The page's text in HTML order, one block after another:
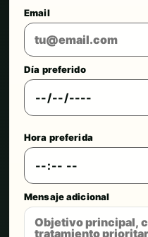
Email
Día preferido
Hora preferida
Mensaje adicional